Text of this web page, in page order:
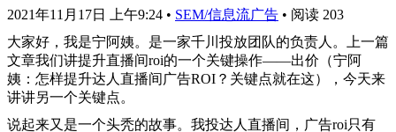
2021年11月17日 上午9:24 • SEM/信息流广告 • 阅读 203
大家好，我是宁阿姨。是一家千川投放团队的负责人。上一篇
文章我们讲提升直播间roi的一个关键操作——出价（宁阿
姨：怎样提升达人直播间广告ROI？关键点就在这），今天来
讲讲另一个关键点。
说起来又是一个头秃的故事。我投达人直播间，广告roi只有